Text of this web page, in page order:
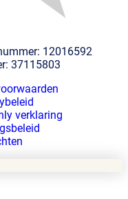
12016592
37115803
verklaring